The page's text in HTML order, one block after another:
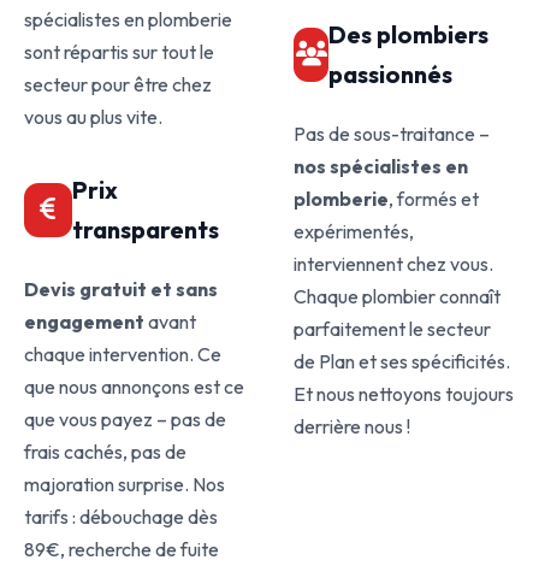
spécialistes en plomberie
sont répartis sur tout le
secteur pour être chez
vous au plus vite.
Prix
transparents
Devis gratuit et sans
engagement avant
chaque intervention. Ce
que nous annonçons est ce
que vous payez – pas de
frais cachés, pas de
majoration surprise. Nos
tarifs : débouchage dès
89€, recherche de fuite
Des plombiers
passionnés
Pas de sous-traitance –
nos spécialistes en
plomberie, formés et
expérimentés,
interviennent chez vous.
Chaque plombier connaît
parfaitement le secteur
de Plan et ses spécificités.
Et nous nettoyons toujours
derrière nous !